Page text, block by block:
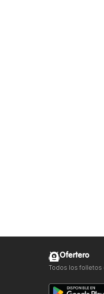
Ofertero
Todos los folletos